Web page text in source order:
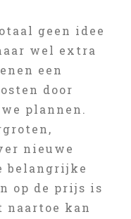
geen idee
wel extra
een
door
plannen.
nieuwe
belangrijke
op de prijs is
naartoe kan